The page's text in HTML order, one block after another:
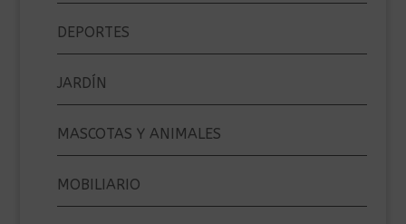
DEPORTES
JARDÍN
MASCOTAS Y ANIMALES
MOBILIARIO